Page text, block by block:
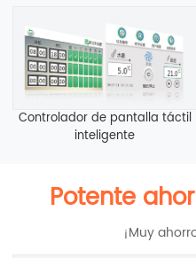
Controlador de pantalla táctil
inteligente
Potente
¡Muy